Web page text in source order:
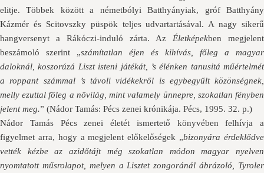
elitje. Többek között a németbólyi Batthyányiak, gróf Batthyány
Kázmér és Scitovszky püspök teljes udvartartásával. A nagy sikerű
hangversenyt a Rákóczi-induló zárta. Az Életképekben megjelent
beszámoló szerint „számítatlan éjen és kihívás, főleg a magyar
daloknál, koszorúzá Liszt isteni játékát, ’s élénken tanusitá műértelmét
a roppant számmal ’s távoli vidékekről is egybegyűlt közönségnek,
melly ezuttal főleg a nővilág, mint valamely ünnepre, szokatlan fényben
jelent meg.” (Nádor Tamás: Pécs zenei krónikája. Pécs, 1995. 32. p.)
Nádor Tamás Pécs zenei életét ismertető könyvében felhívja a
figyelmet arra, hogy a megjelent előkelőségek „bizonyára érdeklődve
vették kézbe az azidőtájt még szokatlan módon magyar nyelven
nyomtatott műsrolapot, melyen a Lisztet zongoránál ábrázoló, Tyroler